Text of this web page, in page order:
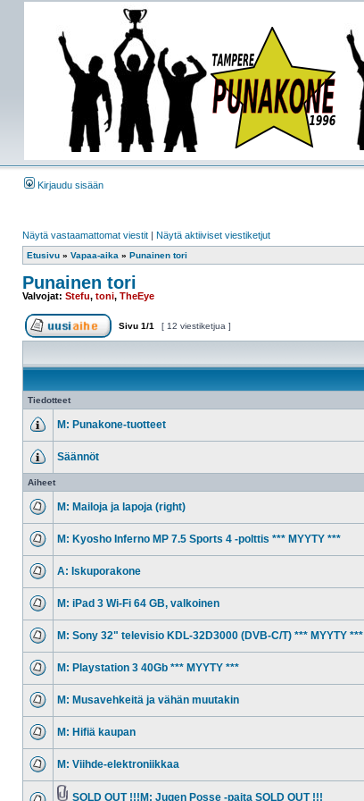
Kirjaudu sisään
Näytä vastaamattomat viestit | Näytä aktiiviset viestiketjut
Etusivu » Vapaa-aika » Punainen tori
Punainen tori
Valvojat: Stefu, toni, TheEye
Sivu 1/1 [ 12 viestiketjua ]
Tiedotteet
M: Punakone-tuotteet
Säännöt
Aiheet
M: Mailoja ja lapoja (right)
M: Kyosho Inferno MP 7.5 Sports 4 -polttis *** MYYTY ***
A: Iskuporakone
M: iPad 3 Wi-Fi 64 GB, valkoinen
M: Sony 32" televisio KDL-32D3000 (DVB-C/T) *** MYYTY ***
M: Playstation 3 40Gb *** MYYTY ***
M: Musavehkeitä ja vähän muutakin
M: Hifiä kaupan
M: Viihde-elektroniikkaa
SOLD OUT !!!M: Jugen Posse -paita SOLD OUT !!!